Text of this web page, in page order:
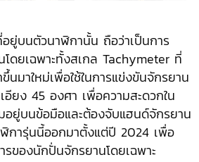
อยู่บนตัวนาฬิกานั้น ถือว่าเป็นการ
ยเฉพาะทั้งสเกล Tachymeter ที่
มาใหม่เพื่อใช้ในการแข่งขันจักรยาน
อียง 45 องศา เพื่อความสะดวกใน
อยู่บนข้อมือและต้องจับแฮนด์จักรยาน
ารุ่นนี้ออกมาตั้งแต่ปี 2024 เพื่อ
ของนักปั่นจักรยานโดยเฉพาะ